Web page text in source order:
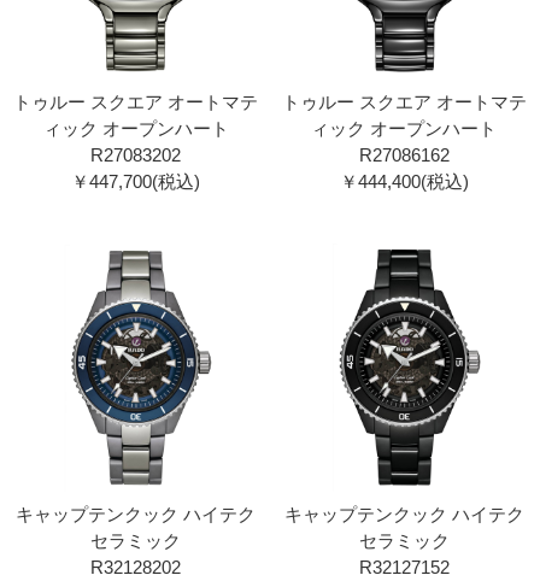
トゥルー スクエア オートマテ
ィック オープンハート
R27083202
￥447,700(税込)
トゥルー スクエア オートマテ
ィック オープンハート
R27086162
￥444,400(税込)
キャップテンクック ハイテク
セラミック
R32128202
キャップテンクック ハイテク
セラミック
R32127152